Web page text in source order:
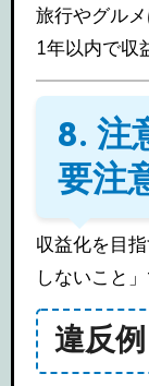
旅行やグル
1年以内で収
8. 注
要注
収益化を目
しないこと」
違反例